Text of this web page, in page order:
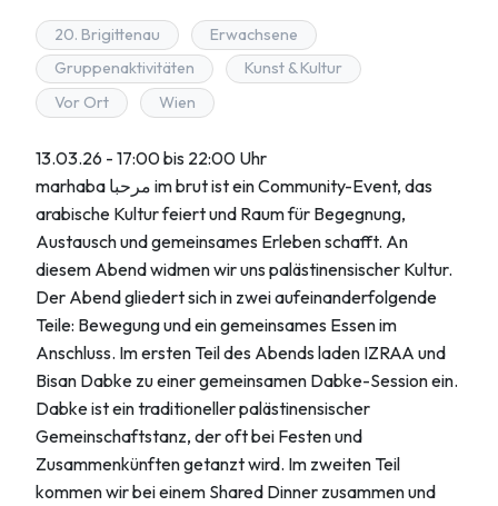
20. Brigittenau
Erwachsene
Gruppenaktivitäten
Kunst & Kultur
Vor Ort
Wien
13.03.26 - 17:00 bis 22:00 Uhr
marhaba مرحبا im brut ist ein Community-Event, das
arabische Kultur feiert und Raum für Begegnung,
Austausch und gemeinsames Erleben schafft. An
diesem Abend widmen wir uns palästinensischer Kultur.
Der Abend gliedert sich in zwei aufeinanderfolgende
Teile: Bewegung und ein gemeinsames Essen im
Anschluss. Im ersten Teil des Abends laden IZRAA und
Bisan Dabke zu einer gemeinsamen Dabke-Session ein.
Dabke ist ein traditioneller palästinensischer
Gemeinschaftstanz, der oft bei Festen und
Zusammenkünften getanzt wird. Im zweiten Teil
kommen wir bei einem Shared Dinner zusammen und